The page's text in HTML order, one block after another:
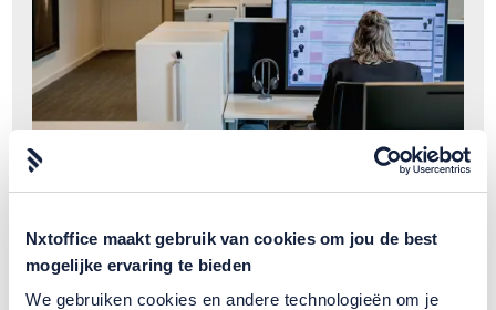
Nxtoffice maakt gebruik van cookies om jou de best
mogelijke ervaring te bieden
We gebruiken cookies en andere technologieën om je